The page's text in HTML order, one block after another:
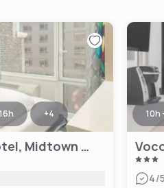
+4
Staypineapple, An Artful Hotel, Midtown New York
10h
4/5